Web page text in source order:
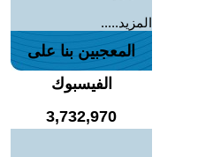
المزيد.....
المعجبين بنا على
الفيسبوك
3,732,970